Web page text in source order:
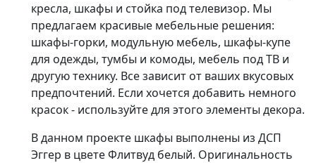
кресла, шкафы и стойка под телевизор. Мы
предлагаем красивые мебельные решения:
шкафы-горки, модульную мебель, шкафы-купе
для одежды, тумбы и комоды, мебель под ТВ и
другую технику. Все зависит от ваших вкусовых
предпочтений. Если хочется добавить немного
красок - используйте для этого элементы декора.
В данном проекте шкафы выполнены из ДСП
Эггер в цвете Флитвуд белый. Оригинальность